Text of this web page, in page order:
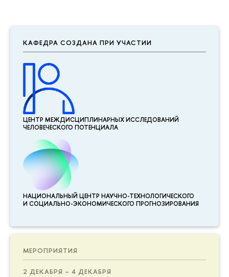
КАФЕДРА СОЗДАНА ПРИ УЧАСТИИ
ЦЕНТР МЕЖДИСЦИПЛИНАР­НЫХ ИССЛЕДОВАНИЙ
ЧЕЛОВЕЧЕСКОГО ПОТЕНЦИАЛА
НАЦИОНАЛЬНЫЙ ЦЕНТР НАУЧНО-ТЕХНОЛОГИЧЕСКОГО
И СОЦИАЛЬНО-ЭКОНОМИЧЕСКОГО ПРОГНОЗИРОВАНИЯ
МЕРОПРИЯТИЯ
2 ДЕКАБРЯ – 4 ДЕКАБРЯ